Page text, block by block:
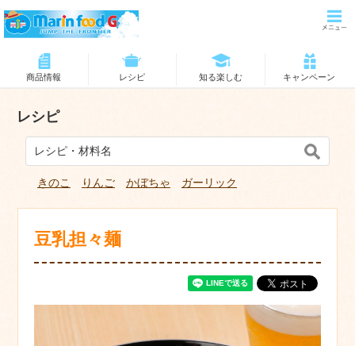
商品情報 レシピ 知る楽しむ キャンペーン
レシピ
きのこ りんご かぼちゃ ガーリック
豆乳担々麺